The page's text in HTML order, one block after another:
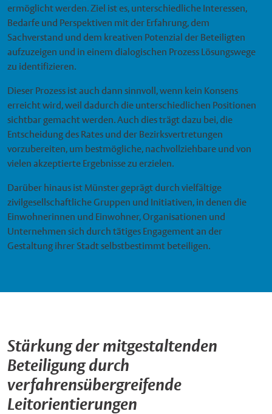
ermöglicht werden. Ziel ist es, unterschiedliche Interessen,
Bedarfe und Perspektiven mit der Erfahrung, dem
Sachverstand und dem kreativen Potenzial der Beteiligten
aufzuzeigen und in einem dialogischen Prozess Lösungswege
zu identifizieren.
Dieser Prozess ist auch dann sinnvoll, wenn kein Konsens
erreicht wird, weil dadurch die unterschiedlichen Positionen
sichtbar gemacht werden. Auch dies trägt dazu bei, die
Entscheidung des Rates und der Bezirksvertretungen
vorzubereiten, um bestmögliche, nachvollziehbare und von
vielen akzeptierte Ergebnisse zu erzielen.
Darüber hinaus ist Münster geprägt durch vielfältige
zivilgesellschaftliche Gruppen und Initiativen, in denen die
Einwohnerinnen und Einwohner, Organisationen und
Unternehmen sich durch tätiges Engagement an der
Gestaltung ihrer Stadt selbstbestimmt beteiligen.
Stärkung der mitgestaltenden
Beteiligung durch
verfahrensübergreifende
Leitorientierungen